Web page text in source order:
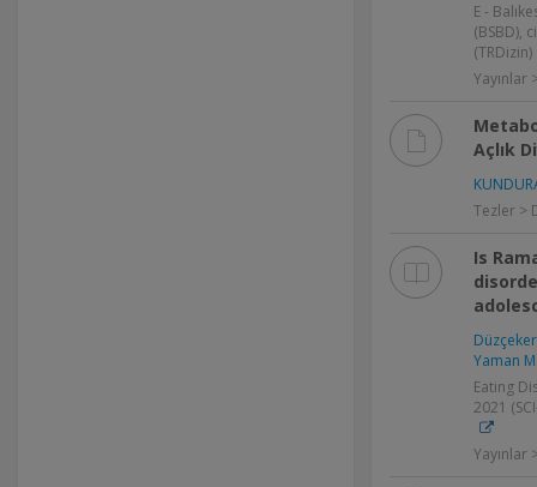
E -
(BSBD),
(TRDizin)
Yayınlar
Açlık
Tezler >
Is
Yaman
Eating
2021
Yayınlar